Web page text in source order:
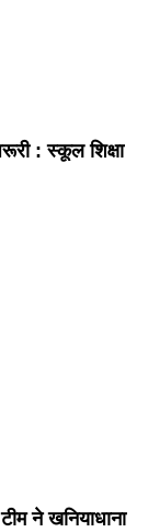
: स्कूल शिक्षा
ने खनियाधाना